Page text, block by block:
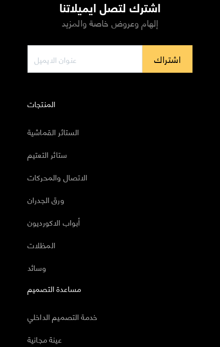
اشترك لتصل ايميلاتنا
إلهام وعروض خاصة والمزيد
اشتراك
المنتجات
الستائر القماشية
ستائر التعتيم
الاتصال والمحركات
ورق الجدران
أبواب الاكورديون
المظلات
وسائد
مساعدة التصميم
خدمة التصميم الداخلي
عينة مجانية